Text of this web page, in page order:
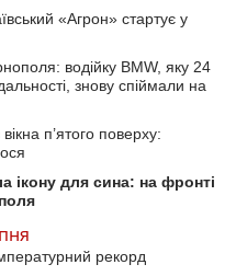
«Агрон» стартує у
водійку BMW, яку 24
знову спіймали на
п’ятого поверху:
ікону для сина: на фронті
рекорд